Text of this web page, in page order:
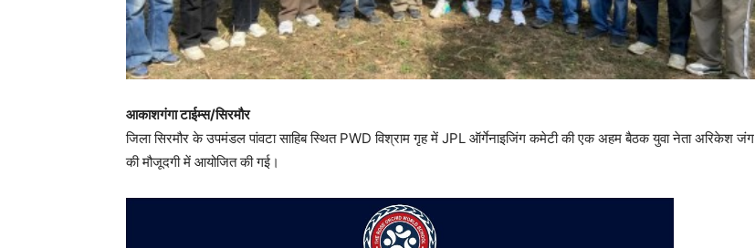
आकाशगंगा टाईम्स/सिरमौर
जिला सिरमौर के उपमंडल पांवटा साहिब स्थित PWD विश्राम गृह में JPL ऑर्गेनाइजिंग कमेटी की एक अहम बैठक युवा नेता अरिकेश जंग
की मौजूदगी में आयोजित की गई।